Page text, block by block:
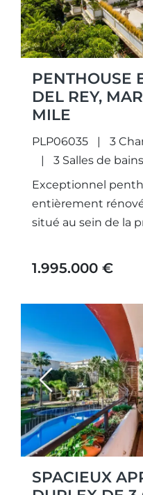
PENTHOUSE
DEL REY,
MILE
PLP06035
3
3 Salles de bains
Exceptionnel
entièrement
situé au sein de la
exclusive Golden
1.995.000 €
Previous
SPACIEUX